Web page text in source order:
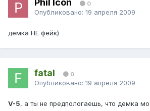
Phil Icon 0
Опубликовано: 19 апреля 2009
демка НЕ фейк)
fatal 0
Опубликовано: 19 апреля 2009
V-5, а ты не предпологаешь, что демка